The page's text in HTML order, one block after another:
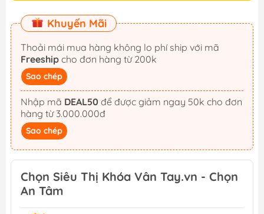
Khuyến Mãi
Thoải mái mua hàng không lo phí ship với mã
Freeship cho đơn hàng từ 200k
Sao chép
Nhập mã DEAL50
hàng từ 3.000.000đ
Sao chép
Chọn Siêu Thị Khóa Vân Tay.vn - Chọn
An Tâm